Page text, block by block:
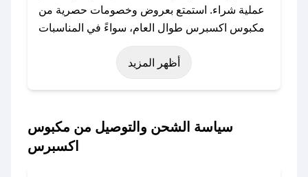
عملية شراء. استمتع بعروض وخصومات حصرية من
مكبوس اكسبرس طوال العام، سواءً في المناسبات
مثل عيد الفطر، عيد الأضحى، الجمعة البيضاء (شهر
نوفمبر)، رمضان، اليوم الوطني، يوم التأسيس، أو
حتى عروض خاصة أخرى.
اكسبرس؟
باستخدام تطبيق صحصح، يمكنك العثور بسهولة على
أظهر المزيد
سياسة الشحن والتوصيل من مكبوس
اكسبرس